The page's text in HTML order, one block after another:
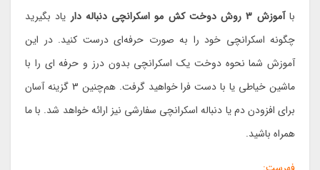
باآموزش 3 روش دوخت کش مو اسکرانچی دنباله دار
یاد بگیرید
چگونه اسکرانچی خود را به صورت حرفه‌ای درست کنید. در این
آموزش شما نحوه دوخت یک اسکرانچی بدون درز و حرفه ای را با
ماشین خیاطی یا با دست فرا خواهید گرفت. هم‌چنین 3 گزینه آسان
برای افزودن دم یا دنباله اسکرانچی سفارشی نیز ارائه خواهد شد. با ما
همراه باشید.